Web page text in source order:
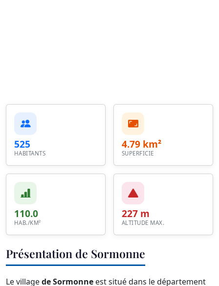
525
HABITANTS
4.79 km²
SUPERFICIE
110.0
HAB./KM²
227 m
ALTITUDE MAX.
Présentation de Sormonne
Le villagede Sormonne est situé dans le département